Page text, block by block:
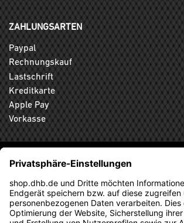
ZAHLUNGSARTEN
Paypal
Rechnungskauf
Lastschrift
Kreditkarte
Apple Pay
Vorkasse
ABONNIEREN SIE DEN KOSTENLOSEN DHB-
NEWSLETTER UND VERPASSEN SIE KEINE
AKTION MEHR.
ANMELDEN